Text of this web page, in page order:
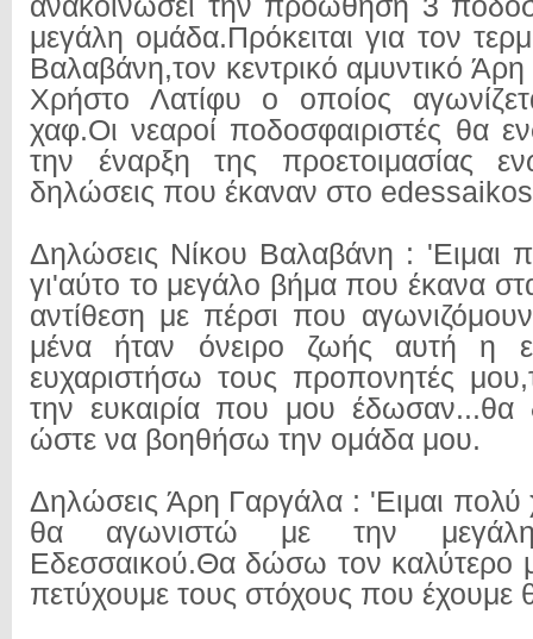
ανακοινώσει την προώθηση 3
μεγάλη ομάδα.Πρόκειται για τον
Βαλαβάνη,τον κεντρικό αμυντικό
Χρήστο Λατίφυ ο οποίος
χαφ.Οι νεαροί ποδοσφαιριστές θα
την έναρξη της προετοιμασίας
δηλώσεις που έκαναν στο
Δηλώσεις Νίκου Βαλαβάνη : 'Ειμαι
γι'αύτο το μεγάλο βήμα που έκανα
αντίθεση με πέρσι που
μένα ήταν όνειρο ζωής αυτή η
ευχαριστήσω τους προπονητές
την ευκαιρία που μου
ώστε να βοηθήσω την ομάδα μου.
Δηλώσεις Άρη Γαργάλα : 'Ειμαι
θα αγωνιστώ με την
Εδεσσαικού.Θα δώσω τον καλύτερο
πετύχουμε τους στόχους που έχουμε